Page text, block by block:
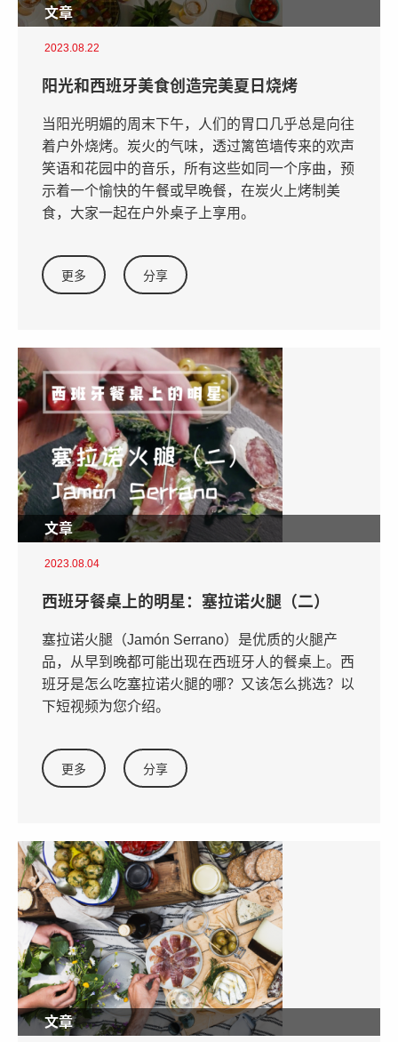
文章
2023.08.22
阳光和西班牙美食创造完美夏日烧烤
当阳光明媚的周末下午，人们的胃口几乎总是向往
着户外烧烤。炭火的气味，透过篱笆墙传来的欢声
笑语和花园中的音乐，所有这些如同一个序曲，预
示着一个愉快的午餐或早晚餐，在炭火上烤制美
食，大家一起在户外桌子上享用。
更多 分享
文章
2023.08.04
西班牙餐桌上的明星：塞拉诺火腿（二）
塞拉诺火腿（Jamón Serrano）是优质的火腿产
品，从早到晚都可能出现在西班牙人的餐桌上。西
班牙是怎么吃塞拉诺火腿的哪？又该怎么挑选？以
下短视频为您介绍。
更多 分享
文章